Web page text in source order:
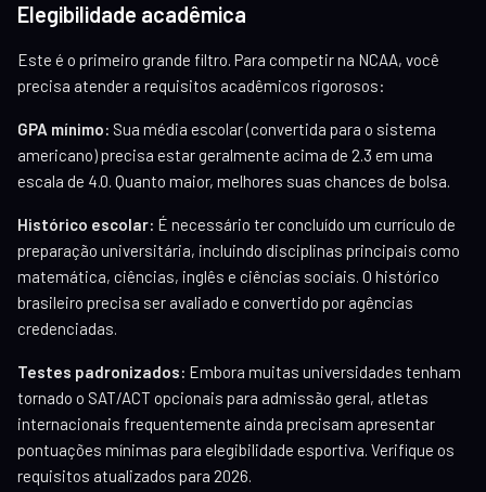
Elegibilidade acadêmica
Este é o primeiro grande filtro. Para competir na NCAA, você
precisa atender a requisitos acadêmicos rigorosos:
GPA mínimo: Sua média escolar (convertida para o sistema
americano) precisa estar geralmente acima de 2.3 em uma
escala de 4.0. Quanto maior, melhores suas chances de bolsa.
Histórico escolar: É necessário ter concluído um currículo de
preparação universitária, incluindo disciplinas principais como
matemática, ciências, inglês e ciências sociais. O histórico
brasileiro precisa ser avaliado e convertido por agências
credenciadas.
Testes padronizados: Embora muitas universidades tenham
tornado o SAT/ACT opcionais para admissão geral, atletas
internacionais frequentemente ainda precisam apresentar
pontuações mínimas para elegibilidade esportiva. Verifique os
requisitos atualizados para 2026.